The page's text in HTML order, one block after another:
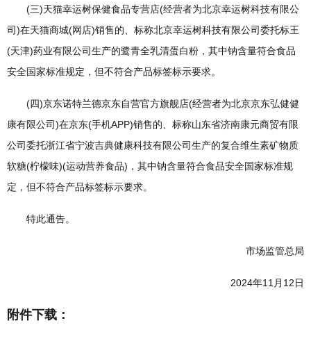
(三)天猫幸运树保健食品专营店(经营者为北京幸运树科技有限公
司)在天猫商城(网店)销售的、标称北京幸运树科技有限公司委托标王
(天津)药业有限公司生产的鹭青全乳清蛋白粉，其中钠含量符合食品
安全国家标准规定，但不符合产品标签标示要求。
(四)京东诺特兰德京东自营官方旗舰店(经营者为北京京东弘健健
康有限公司)在京东(手机APP)销售的、标称山东省济南康元商贸有限
公司委托浙江省宁波吉典健康科技有限公司生产的复合维生素矿物质
软糖(柠檬味)(运动营养食品)，其中钠含量符合食品安全国家标准规
定，但不符合产品标签标示要求。
特此通告。
市场监管总局
2024年11月12日
附件下载：